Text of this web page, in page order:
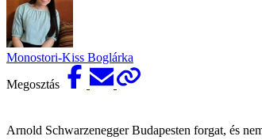
Monostori-Kiss Boglárka
Megosztás
Arnold Schwarzenegger Budapesten forgat, és